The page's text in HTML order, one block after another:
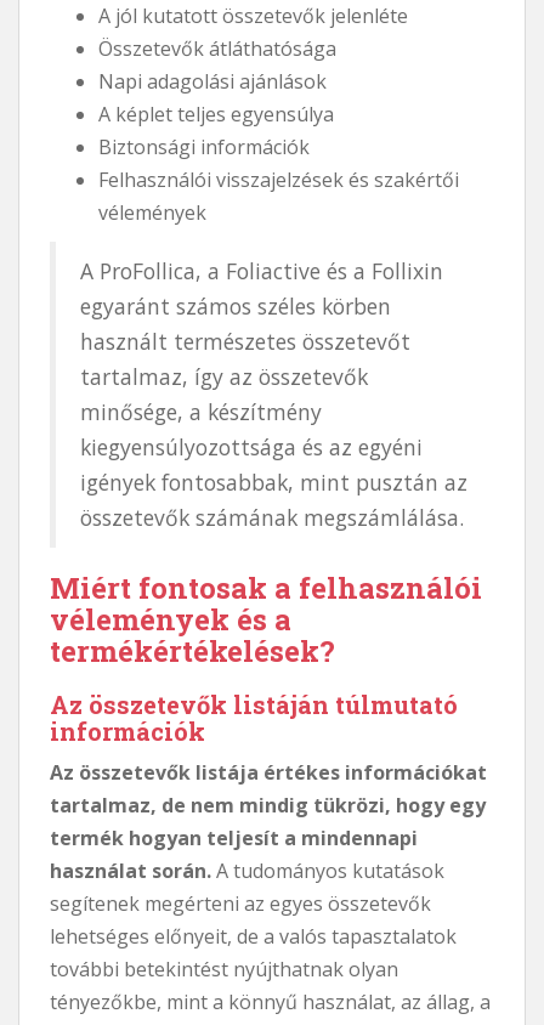
A jól kutatott összetevők jelenléte
Összetevők átláthatósága
Napi adagolási ajánlások
A képlet teljes egyensúlya
Biztonsági információk
Felhasználói visszajelzések és szakértői
vélemények
A ProFollica, a Foliactive és a Follixin
egyaránt számos széles körben
használt természetes összetevőt
tartalmaz, így az összetevők
minősége, a készítmény
kiegyensúlyozottsága és az egyéni
igények fontosabbak, mint pusztán az
összetevők számának megszámlálása.
Miért fontosak a felhasználói
vélemények és a
termékértékelések?
Az összetevők listáján túlmutató
információk
Az összetevők listája értékes információkat
tartalmaz, de nem mindig tükrözi, hogy egy
termék hogyan teljesít a mindennapi
használat során.A tudományos kutatások
segítenek megérteni az egyes összetevők
lehetséges előnyeit, de a valós tapasztalatok
további betekintést nyújthatnak olyan
tényezőkbe, mint a könnyű használat, az állag, a